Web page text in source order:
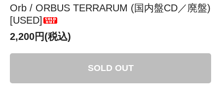
Orb / ORBUS TERRARUM (国内盤CD／廃盤)
[USED]
2,200円(税込)
SOLD OUT